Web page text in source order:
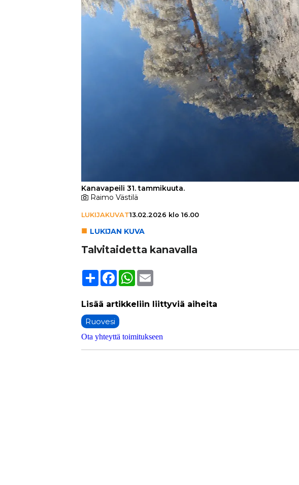
Kanavapeili 31. tammikuuta.
Raimo Västilä
LUKIJAKUVAT13.02.2026 klo 16.00
LU­KI­JAN KUVA
Tal­vi­tai­detta kanavalla
Share FacebookWhatsApp
Ruovesi
Ota yhteyttä toimitukseen